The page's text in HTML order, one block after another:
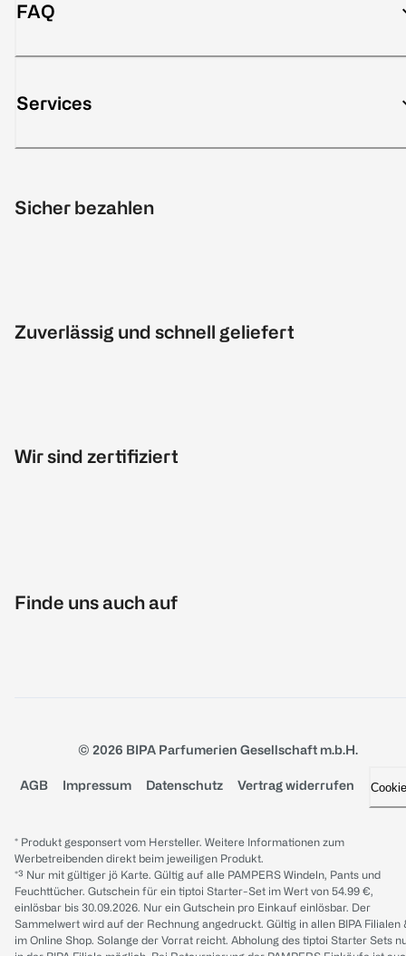
FAQ
Services
Sicher bezahlen
Zuverlässig und schnell geliefert
Wir sind zertifiziert
Finde uns auch auf
© 2026 BIPA Parfumerien Gesellschaft m.b.H.
AGB Impressum Datenschutz Vertrag widerrufen
* Produkt gesponsert vom Hersteller. Weitere Informationen zum
Werbetreibenden direkt beim jeweiligen Produkt.
*³ Nur mit gültiger jö Karte. Gültig auf alle PAMPERS Windeln, Pants und
Feuchttücher. Gutschein für ein tiptoi Starter-Set im Wert von 54.99 €,
einlösbar bis 30.09.2026. Nur ein Gutschein pro Einkauf einlösbar. Der
Sammelwert wird auf der Rechnung angedruckt. Gültig in allen BIPA Filialen
im Online Shop. Solange der Vorrat reicht. Abholung des tiptoi Starter Sets